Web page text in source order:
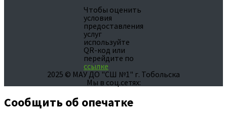
Чтобы оценить
условия
предоставления
услуг
используйте
QR-код или
перейдите по
ссылке
2025 © МАУ ДО "СШ №1" г. Тобольска
Мы в соц.сетях:
Сообщить об опечатке